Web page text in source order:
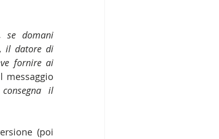
se domani
il datore di
fornire ai
messaggio
il
(poi